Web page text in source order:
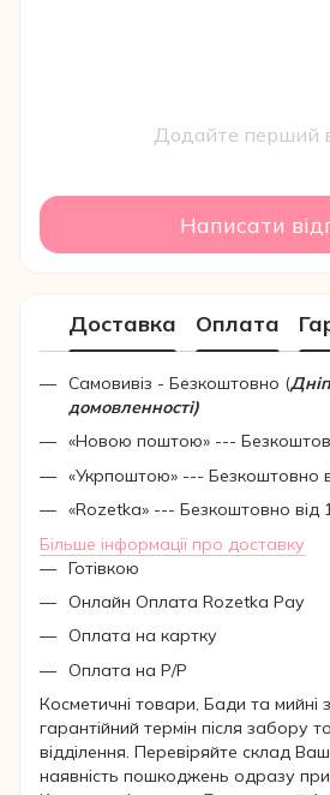
Додайте перший
Написати
Доставка Оплата
Самовивіз - Безкоштовно (
домовленності)
«Новою поштою» ---
«Укрпоштою» --- Безкоштовно
«Rozetka» --- Безкоштовно від
Більше інформації про доставку
Готівкою
Онлайн Оплата Rozetka Pay
Оплата на картку
Оплата на Р/Р
Косметичні товари, Бади та мийні
гарантійний термін після забору
відділення. Перевіряйте склад
наявність пошкоджень одразу